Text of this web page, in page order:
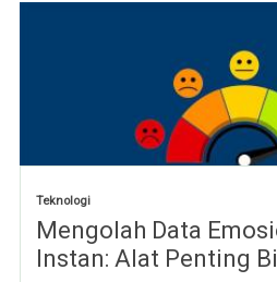
Teknologi
Mengolah Data
Instan: Alat Penting